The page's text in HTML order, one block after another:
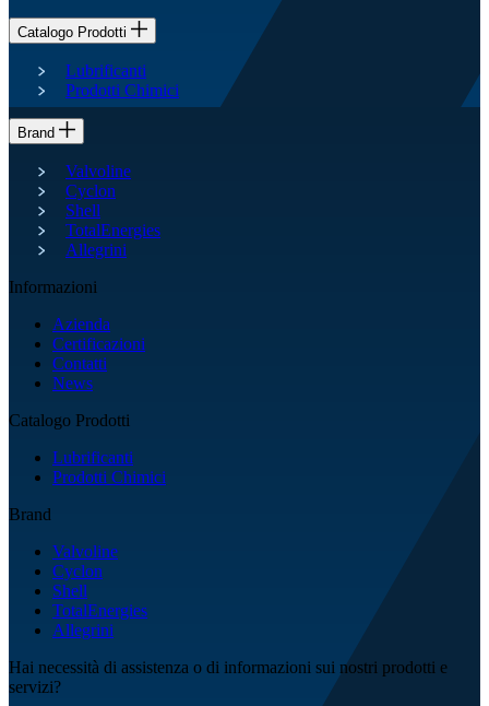
Catalogo Prodotti
Lubrificanti
Prodotti Chimici
Brand
Valvoline
Cyclon
Shell
TotalEnergies
Allegrini
Informazioni
Azienda
Certificazioni
Contatti
News
Catalogo Prodotti
Lubrificanti
Prodotti Chimici
Brand
Valvoline
Cyclon
Shell
TotalEnergies
Allegrini
Hai necessità di assistenza o di informazioni sui nostri prodotti e
servizi?